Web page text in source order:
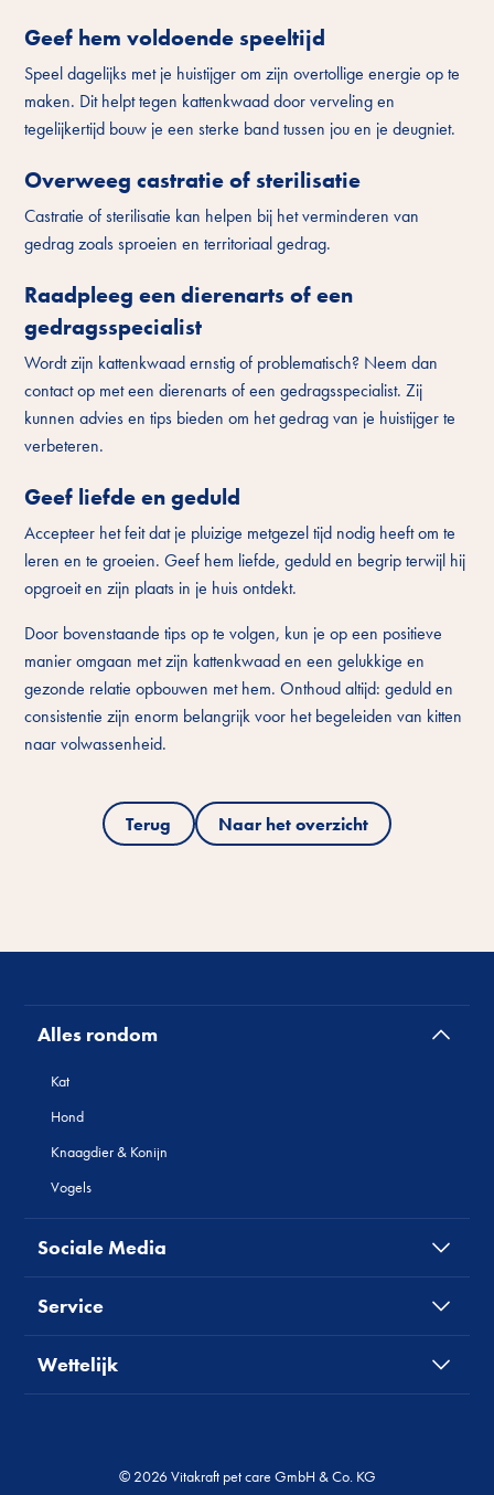
Geef hem voldoende speeltijd
Speel dagelijks met je huistijger om zijn overtollige energie op te
maken. Dit helpt tegen kattenkwaad door verveling en
tegelijkertijd bouw je een sterke band tussen jou en je deugniet.
Overweeg castratie of sterilisatie
Castratie of sterilisatie kan helpen bij het verminderen van
gedrag zoals sproeien en territoriaal gedrag.
Raadpleeg een dierenarts of een
gedragsspecialist
Wordt zijn kattenkwaad ernstig of problematisch? Neem dan
contact op met een dierenarts of een gedragsspecialist. Zij
kunnen advies en tips bieden om het gedrag van je huistijger te
verbeteren.
Geef liefde en geduld
Accepteer het feit dat je pluizige metgezel tijd nodig heeft om te
leren en te groeien. Geef hem liefde, geduld en begrip terwijl hij
opgroeit en zijn plaats in je huis ontdekt.
Door bovenstaande tips op te volgen, kun je op een positieve
manier omgaan met zijn kattenkwaad en een gelukkige en
gezonde relatie opbouwen met hem. Onthoud altijd: geduld en
consistentie zijn enorm belangrijk voor het begeleiden van kitten
naar volwassenheid.
Terug Naar het overzicht
Alles rondom
Kat
Hond
Knaagdier & Konijn
Vogels
Sociale Media
Service
Wettelijk
© 2026 Vitakraft pet care GmbH & Co. KG